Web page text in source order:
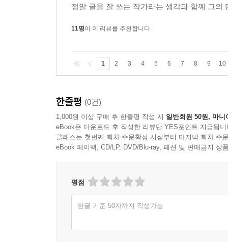
정말 글을 잘 쓰는 작가라는 생각과 함꼐 그
11명이 이 리뷰를 추천합니다.
1 2 3 4 5 6 7 8 9 10
한줄평 (0건)
1,000원 이상 구매 후 한줄평 작성 시 일반회원 50원, 마니
eBook은 다운로드 후 작성한 리뷰만 YES포인트 지급됩니
클래스는 첫번째 회차 주문확정 시점부터 마지막 회차 주
eBook 페이백, CD/LP, DVD/Blu-ray, 패션 및 판매금지 상
평점
한글 기준 50자까지 작성가능